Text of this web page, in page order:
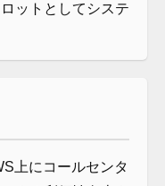
ットとしてシステ
上にコールセンタ